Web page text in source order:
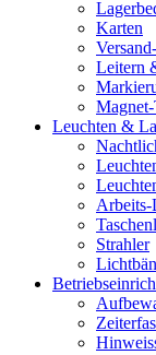
Karten
Leitern
Magnet-
Leuchten &
Arbeits-
Strahler